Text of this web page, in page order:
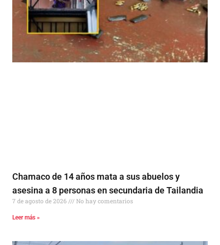
Chamaco de 14 años mata a sus abuelos y
asesina a 8 personas en secundaria de Tailandia
7 de agosto de 2026 No hay comentarios
Leer más »